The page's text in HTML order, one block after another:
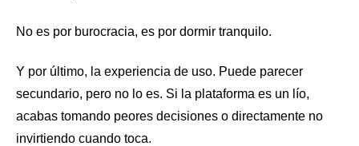
No es por burocracia, es por dormir tranquilo.
Y por último, la experiencia de uso. Puede parecer
secundario, pero no lo es. Si la plataforma es un lío,
acabas tomando peores decisiones o directamente no
invirtiendo cuando toca.